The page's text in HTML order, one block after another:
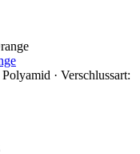
· Verschlussart: